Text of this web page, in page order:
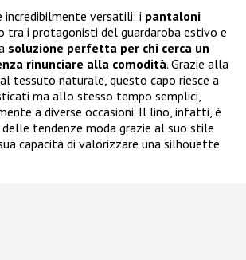
incredibilmente versatili: i pantaloni
tra i protagonisti del guardaroba estivo e
soluzione perfetta per chi cerca un
rinunciare alla comodità. Grazie alla
tessuto naturale, questo capo riesce a
ma allo stesso tempo semplici,
a diverse occasioni. Il lino, infatti, è
tendenze moda grazie al suo stile
capacità di valorizzare una silhouette